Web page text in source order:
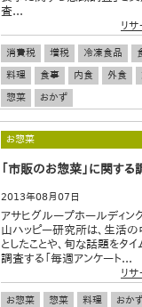
査...
リ
消費税 増税 冷凍食品
料理
食事 内食 外食
惣菜
おかず
お惣菜
「市販のお惣菜」に関する
2013年08月07日
アサヒグループホールディン
山ハッピー研究所は、生活の
としたことや、旬な話題をタイ
調査する「毎週アンケート...
リ
お惣菜 惣菜 料理
おか